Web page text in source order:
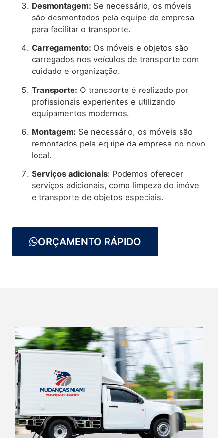
Desmontagem: Se necessário, os móveis
são desmontados pela equipe da empresa
para facilitar o transporte.
Carregamento: Os móveis e objetos são
carregados nos veículos de transporte com
cuidado e organização.
Transporte: O transporte é realizado por
profissionais experientes e utilizando
equipamentos modernos.
Montagem: Se necessário, os móveis são
remontados pela equipe da empresa no novo
local.
Serviços adicionais: Podemos oferecer
serviços adicionais, como limpeza do imóvel
e transporte de objetos especiais.
ORÇAMENTO RÁPIDO